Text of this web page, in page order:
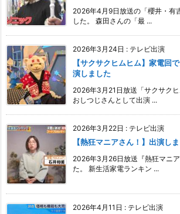
2026年4月9日放送の「櫻井・有
した。 森田さんの「最 ...
2026年3月24日 : テレビ出演
【サクサクヒムヒム】家電回
演しました
2026年3月21日放送「サクサク
おしつじさんとして出演 ...
2026年3月22日 : テレビ出演
【熱狂マニアさん！】出演し
2026年3月26日放送『熱狂マニ
た。 新生活家電ランキン ...
2026年4月11日 : テレビ出演